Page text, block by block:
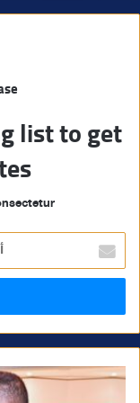
list to get
خ
ل
ر
ا
ل